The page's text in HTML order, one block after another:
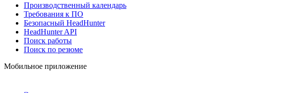
Производственный календарь
Требования к ПО
Безопасный HeadHunter
HeadHunter API
Поиск работы
Поиск по резюме
Мобильное приложение